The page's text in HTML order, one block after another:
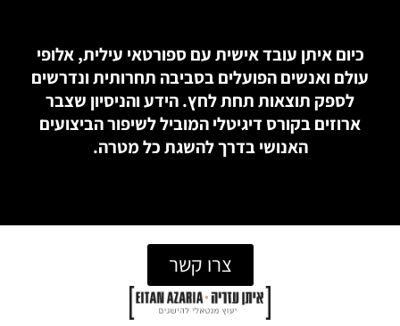
כיום איתן עובד אישית עם ספורטאי עילית, אלופי
עולם ואנשים הפועלים בסביבה תחרותית ונדרשים
לספק תוצאות תחת לחץ. הידע והניסיון שצבר
ארוזים בקורס דיגיטלי המוביל לשיפור הביצועים
האנושי בדרך להשגת כל מטרה.
צרו קשר